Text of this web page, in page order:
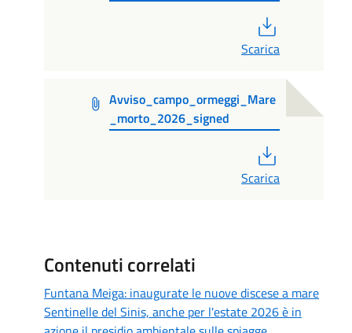
Scarica
Avviso_campo_ormeggi_Mare
_morto_2026_signed
Scarica
Contenuti correlati
Funtana Meiga: inaugurate le nuove discese a mare
Sentinelle del Sinis, anche per l'estate 2026 è in